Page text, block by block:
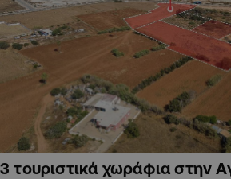
3 τουριστικά χωράφια στην